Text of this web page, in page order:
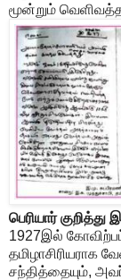
மூன்றும்
பெரியார் குறித்து
1927இல்
தமிழாசிரியராக
சந்தித்தையும்,